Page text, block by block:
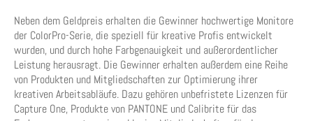
Neben dem Geldpreis erhalten die Gewinner hochwertige Monitore
der ColorPro-Serie, die speziell für kreative Profis entwickelt
wurden, und durch hohe Farbgenauigkeit und außerordentlicher
Leistung herausragt. Die Gewinner erhalten außerdem eine Reihe
von Produkten und Mitgliedschaften zur Optimierung ihrer
kreativen Arbeitsabläufe. Dazu gehören unbefristete Lizenzen für
Capture One, Produkte von PANTONE und Calibrite für das